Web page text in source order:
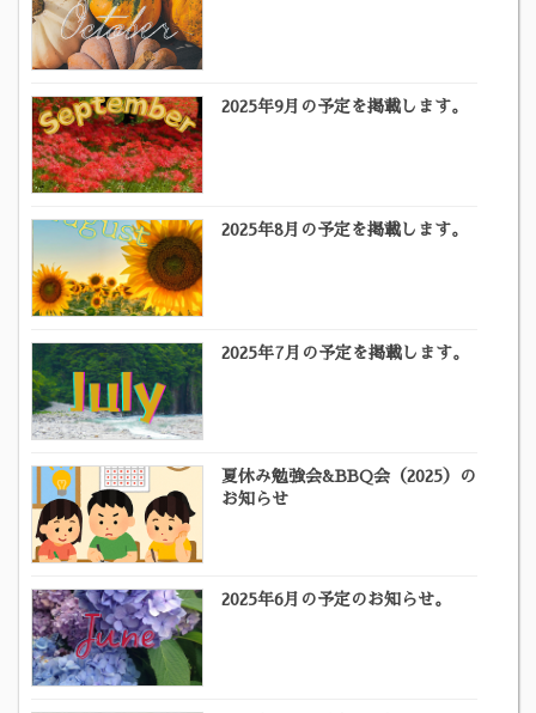
2025年9月の予定を掲載します。
2025年8月の予定を掲載します。
2025年7月の予定を掲載します。
夏休み勉強会&BBQ会（2025）の
お知らせ
2025年6月の予定のお知らせ。